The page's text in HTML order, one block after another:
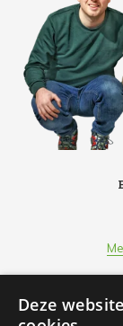
Klantenservice
Deze